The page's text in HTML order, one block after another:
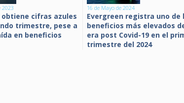
2023
obtiene cifras azules
trimestre, pese a
en beneficios
16 de Mayo de 2024
Evergreen registra uno de
beneficios más elevados
era post Covid-19 en el
trimestre del 2024